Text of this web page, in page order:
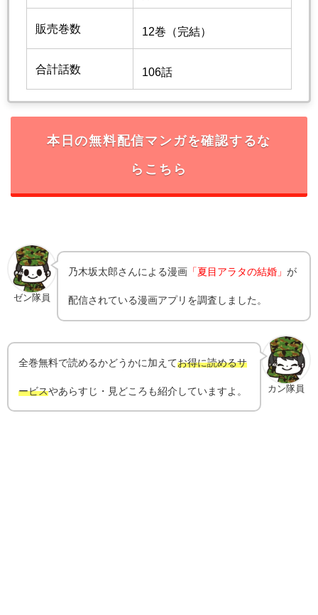
販売巻数 12巻（完結）
合計話数 106話
本日の無料配信マンガを確認するな
らこちら
ゼン隊員
乃木坂太郎さんによる漫画 「夏目アラタの結婚」が
配信されている漫画アプリを調査しました。
カン隊員
全巻無料で読めるかどうかに加えてお得に読めるサ
ービスやあらすじ・見どころも紹介していますよ。